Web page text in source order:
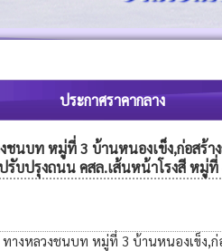
ประกาศราคากลาง
ชนบท หมู่ที่ 3 บ้านหนองเข็ง,ก่อสร้
รับปรุงถนน คสล.เส้นหน้าโรงสี หมู่
ทางหลวงชนบท หมู่ที่ 3 บ้านหนองเข็ง,